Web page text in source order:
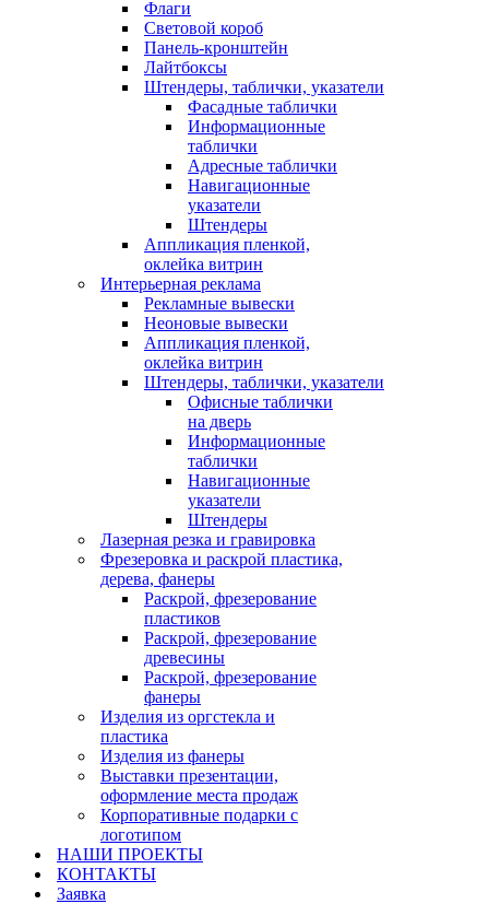
Флаги
Световой короб
Панель-кронштейн
Лайтбоксы
Штендеры, таблички, указатели
Фасадные таблички
Информационные
таблички
Адресные таблички
Навигационные
указатели
Штендеры
Аппликация пленкой,
оклейка витрин
Интерьерная реклама
Рекламные вывески
Неоновые вывески
Аппликация пленкой,
оклейка витрин
Штендеры, таблички, указатели
Офисные таблички
на дверь
Информационные
таблички
Навигационные
указатели
Штендеры
Лазерная резка и гравировка
Фрезеровка и раскрой пластика,
дерева, фанеры
Раскрой, фрезерование
пластиков
Раскрой, фрезерование
древесины
Раскрой, фрезерование
фанеры
Изделия из оргстекла и
пластика
Изделия из фанеры
Выставки презентации,
оформление места продаж
Корпоративные подарки с
логотипом
НАШИ ПРОЕКТЫ
КОНТАКТЫ
Заявка